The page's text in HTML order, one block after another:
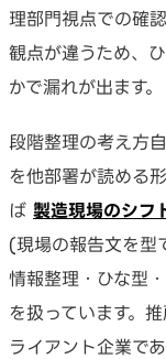
理部門視点での確
観点が違うため、
かで漏れが出ます。
段階整理の考え方
を他部署が読める
ば 製造現場のシフ
(現場の報告文を型
情報整理・ひな型
を扱っています。
ライアント企業で